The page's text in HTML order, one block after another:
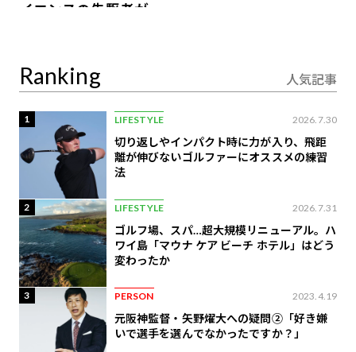
イエンスの先駆者が語
Ranking 人気記事
1 LIFESTYLE 2026.7.30
切り返しやインパクト時に力が入り、飛距
離が伸びないゴルファーにオススメの練習
法
2 LIFESTYLE 2026.7.31
ゴルフ場、スパ…超大規模リニューアル。ハ
ワイ島「マウナ ケア ビーチ ホテル」はどう
変わったか
3 PERSON 2023.4.19
元阪神監督・矢野燿大への疑問②「好き嫌
いで選手を選んでなかったですか？」